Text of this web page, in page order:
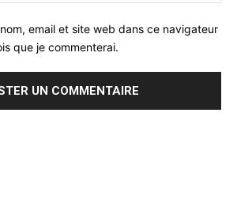
email et site web dans ce navigateur
que je commenterai.